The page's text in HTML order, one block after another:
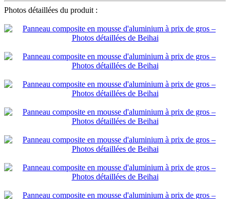
Photos détaillées du produit :